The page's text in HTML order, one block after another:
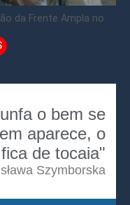
da Frente Ampla no
o bem se
aparece, o
de tocaia"
Szymborska